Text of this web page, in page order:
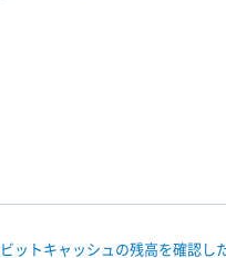
ビットキャッシュの残高を確認し